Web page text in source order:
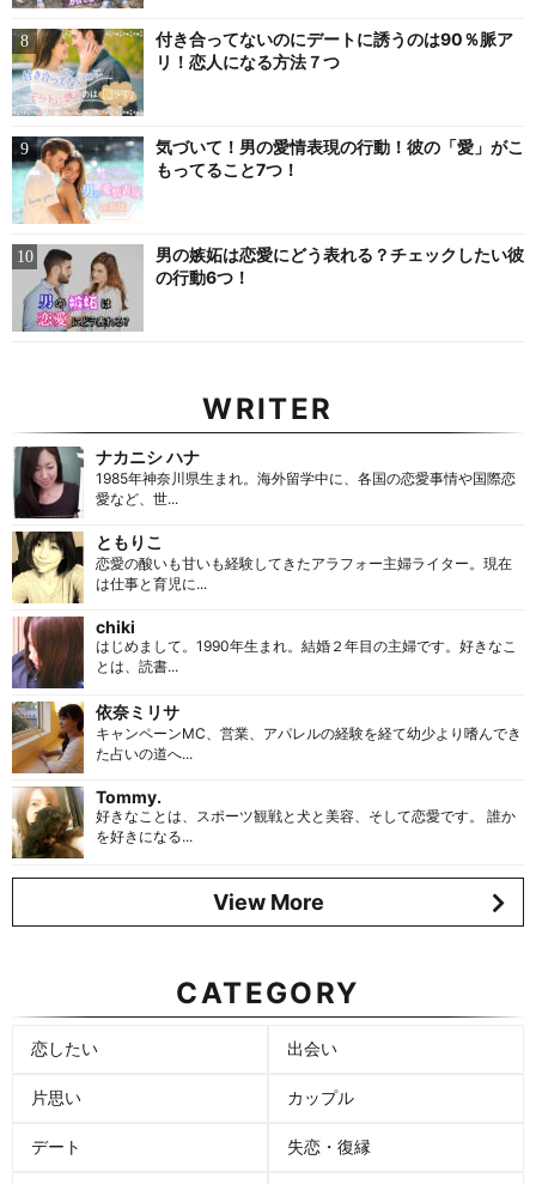
付き合ってないのにデートに誘うのは90％脈ア
リ！恋人になる方法７つ
気づいて！男の愛情表現の行動！彼の「愛」がこ
もってること7つ！
男の嫉妬は恋愛にどう表れる？チェックしたい彼
の行動6つ！
WRITER
ナカニシ ハナ
1985年神奈川県生まれ。海外留学中に、各国の恋愛事情や国際恋
愛など、世...
ともりこ
恋愛の酸いも甘いも経験してきたアラフォー主婦ライター。現在
は仕事と育児に...
chiki
はじめまして。1990年生まれ。結婚２年目の主婦です。好きなこ
とは、読書...
依奈ミリサ
キャンペーンMC、営業、アパレルの経験を経て幼少より嗜んでき
た占いの道へ...
Tommy.
好きなことは、スポーツ観戦と犬と美容、そして恋愛です。 誰か
を好きになる...
View More
CATEGORY
恋したい 出会い
片思い カップル
デート 失恋・復縁